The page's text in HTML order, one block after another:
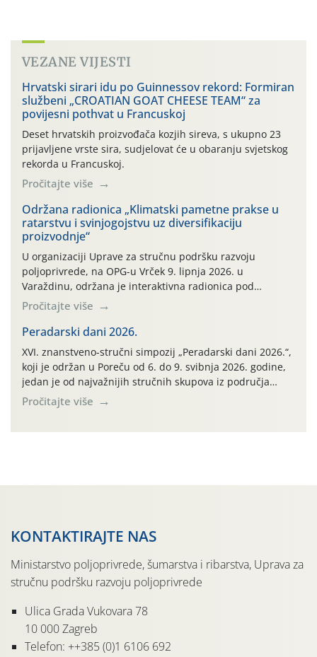
VEZANE VIJESTI
Hrvatski sirari idu po Guinnessov rekord: Formiran
službeni „CROATIAN GOAT CHEESE TEAM“ za
povijesni pothvat u Francuskoj
Deset hrvatskih proizvođača kozjih sireva, s ukupno 23
prijavljene vrste sira, sudjelovat će u obaranju svjetskog
rekorda u Francuskoj.
Pročitajte više
Održana radionica „Klimatski pametne prakse u
ratarstvu i svinjogojstvu uz diversifikaciju
proizvodnje“
U organizaciji Uprave za stručnu podršku razvoju
poljoprivrede, na OPG-u Vrček 9. lipnja 2026. u
Varaždinu, održana je interaktivna radionica pod
nazivom “Klimatski pametne prakse u ratarstvu i
svinjogojstvu uz diversifikaciju proizvodnje”. Radionica je
organizirana u sklopu međunarodnog projekta Climate
Farm Demo (CFD) te stručnih radnih skupina „Klima i
okoliš“ i „Ratarstvo“. Ovaj demonstracijski događaj, […]
Pročitajte više
Peradarski dani 2026.
XVI. znanstveno-stručni simpozij „Peradarski dani 2026.“,
koji je održan u Poreču od 6. do 9. svibnja 2026. godine,
jedan je od najvažnijih stručnih skupova iz područja
peradarstva u Hrvatskoj i široj regiji.
Pročitajte više
KONTAKTIRAJTE NAS
Ministarstvo poljoprivrede, šumarstva i ribarstva, Uprava za
stručnu podršku razvoju poljoprivrede
Ulica Grada Vukovara 78
10 000 Zagreb
Telefon: ++385 (0)1 6106 692